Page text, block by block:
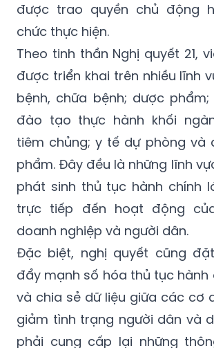
được trao quyền chủ động
chức thực hiện.
Theo tinh thần Nghị quyết 21,
được triển khai trên nhiều lĩnh
bệnh, chữa bệnh; dược
đào tạo thực hành khối
tiêm chủng; y tế dự phòng và
phẩm. Đây đều là những lĩnh
phát sinh thủ tục hành chính
trực tiếp đến hoạt động
doanh nghiệp và người dân.
Đặc biệt, nghị quyết cũng
đẩy mạnh số hóa thủ tục hành
và chia sẻ dữ liệu giữa các cơ
giảm tình trạng người dân và
phải cung cấp lại những